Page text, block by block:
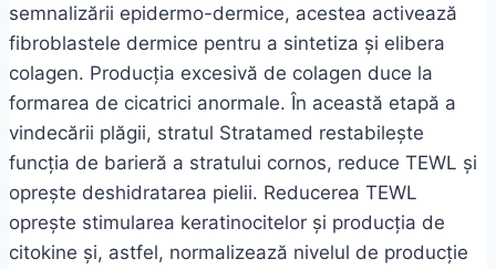
semnalizării epidermo-dermice, acestea activează
fibroblastele dermice pentru a sintetiza și elibera
colagen. Producția excesivă de colagen duce la
formarea de cicatrici anormale. În această etapă a
vindecării plăgii, stratul Stratamed restabilește
funcția de barieră a stratului cornos, reduce TEWL și
oprește deshidratarea pielii. Reducerea TEWL
oprește stimularea keratinocitelor și producția de
citokine și, astfel, normalizează nivelul de producție